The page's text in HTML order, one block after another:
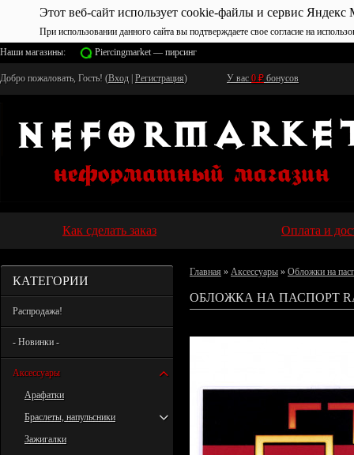
Этот веб-сайт использует cookie-файлы и сервис Яндекс
При использовании данного сайта вы подтверждаете свое согласие на
Наши магазины:
Piercingmarket — пирсинг
Добро пожаловать, Гость! (Вход Регистрация) У вас 0 ₽ бонусов
Как сделать заказ Оплата и
КАТЕГОРИИ
Распродажа!
- Новинки -
Аксессуары
Арафатки
Браслеты, напульсники
Зажигалки
Главная » Аксессуары » Обложки на
ОБЛОЖКА НА ПАСПОРТ